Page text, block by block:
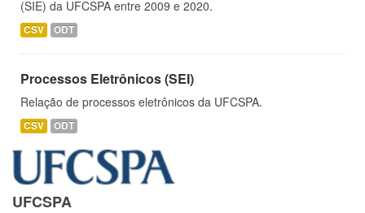
(SIE) da UFCSPA entre 2009 e 2020.
CSV ODT
Processos Eletrônicos (SEI)
Relação de processos eletrônicos da UFCSPA.
CSV ODT
UFCSPA